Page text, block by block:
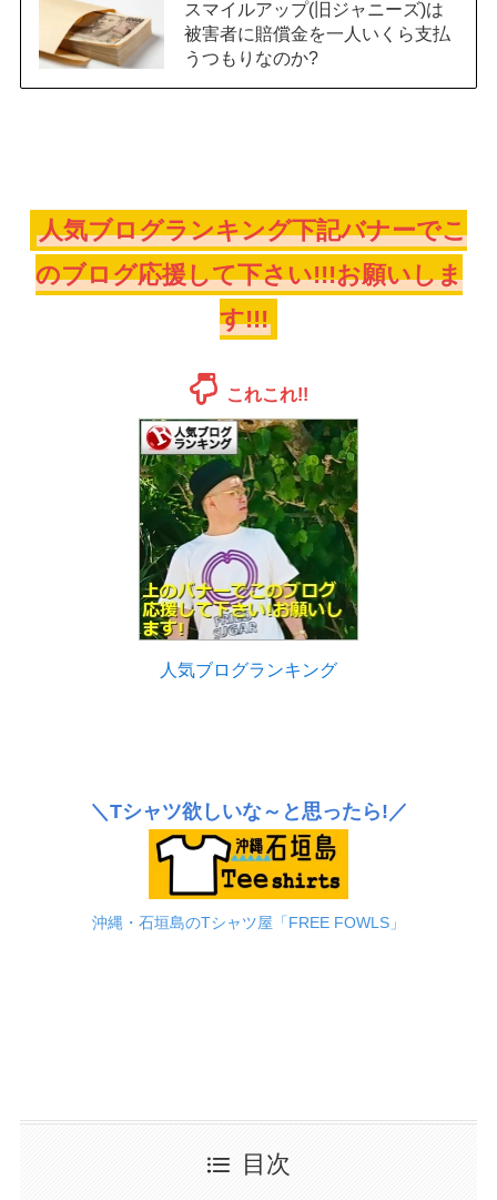
スマイルアップ(旧ジャニーズ)は
被害者に賠償金を一人いくら支払
うつもりなのか?
人気ブログランキング下記バナーでこ
のブログ応援して下さい!!!お願いしま
す!!!
これこれ!!
人気ブログランキング
＼Tシャツ欲しいな～と思ったら!／
沖縄・石垣島のTシャツ屋「FREE FOWLS」
目次